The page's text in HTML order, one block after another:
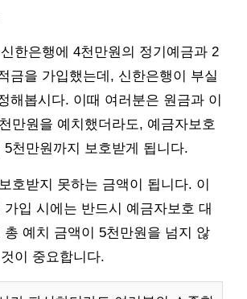
한은행에 4천만원의 정기예금과 2
금을 가입했는데, 신한은행이 부실
해봅시다. 이때 여러분은 원금과 이
만원을 예치했더라도, 예금자보호
5천만원까지 보호받게 됩니다.
호받지 못하는 금액이 됩니다. 이
가입 시에는 반드시 예금자보호 대
총 예치 금액이 5천만원을 넘지 않
이 중요합니다.